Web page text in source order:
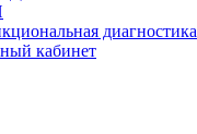
диагностика
кабинет